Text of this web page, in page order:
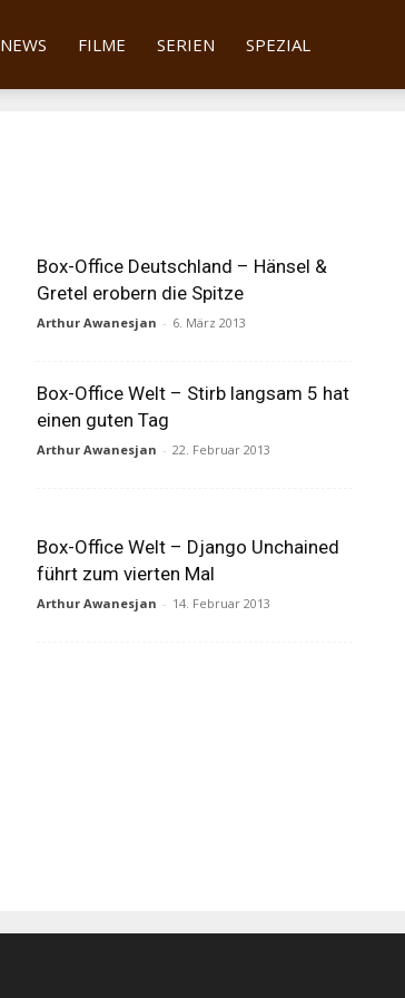
NEWS FILME SERIEN SPEZIAL
Box-Office Deutschland – Hänsel &
Gretel erobern die Spitze
Arthur Awanesjan - 6. März 2013
Box-Office Welt – Stirb langsam 5 hat
einen guten Tag
Arthur Awanesjan - 22. Februar 2013
Box-Office Welt – Django Unchained
führt zum vierten Mal
Arthur Awanesjan - 14. Februar 2013